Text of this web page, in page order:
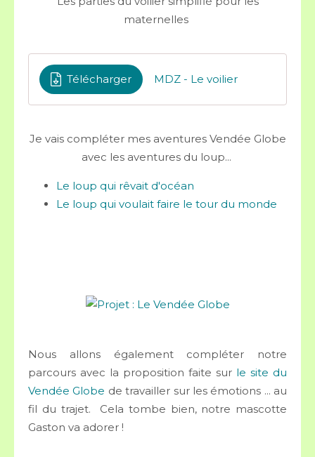
maternelles
Télécharger MDZ - Le voilier
Je vais compléter mes aventures Vendée Globe
avec les aventures du loup...
Le loup qui rêvait d'océan
Le loup qui voulait faire le tour du monde
Nous allons également compléter notre
parcours avec la proposition faite sur le site du
Vendée Globe de travailler sur les émotions ... au
fil du trajet. Cela tombe bien, notre mascotte
Gaston va adorer !